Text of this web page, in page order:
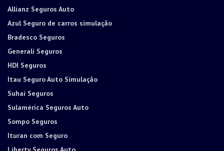
Allianz Seguros Auto
Azul Seguro de carros simulação
Bradesco Seguros
Generali Seguros
HDI Seguros
Itau Seguro Auto Simulação
Suhai Seguros
Sulamérica Seguros Auto
Sompo Seguros
Ituran com Seguro